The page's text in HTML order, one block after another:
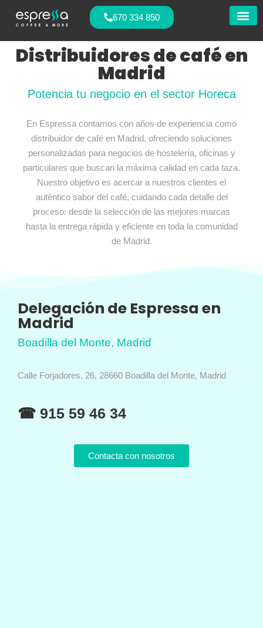
670 334 850
Distribuidores de café en
Madrid
Potencia tu negocio en el sector Horeca
En Espressa contamos con años de experiencia como
distribuidor de café en Madrid, ofreciendo soluciones
personalizadas para negocios de hostelería, oficinas y
particulares que buscan la máxima calidad en cada taza.
Nuestro objetivo es acercar a nuestros clientes el
auténtico sabor del café, cuidando cada detalle del
proceso: desde la selección de las mejores marcas
hasta la entrega rápida y eficiente en toda la comunidad
de Madrid.
Delegación de Espressa en
Madrid
Boadilla del Monte, Madrid
Calle Forjadores, 26, 28660 Boadilla del Monte, Madrid
☎ 915 59 46 34
Contacta con nosotros